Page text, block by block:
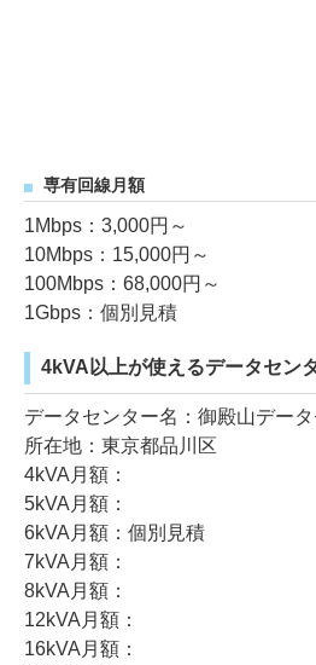
専有回線月額
1Mbps：3,000円～
10Mbps：15,000円～
100Mbps：68,000円～
1Gbps：個別見積
4kVA以上が使えるデータセン
データセンター名：御殿山デー
所在地：東京都品川区
4kVA月額：
5kVA月額：
6kVA月額：個別見積
7kVA月額：
8kVA月額：
12kVA月額：
16kVA月額：